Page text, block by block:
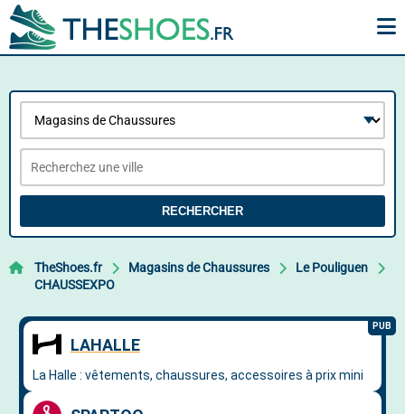
RECHERCHER
TheShoes.fr Magasins de Chaussures
Le Pouliguen
CHAUSSEXPO